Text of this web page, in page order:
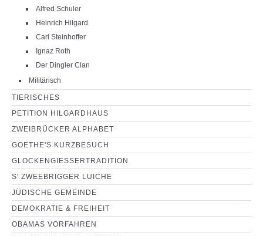
Alfred Schuler
Heinrich Hilgard
Carl Steinhoffer
Ignaz Roth
Der Dingler Clan
Militärisch
TIERISCHES
PETITION HILGARDHAUS
ZWEIBRÜCKER ALPHABET
GOETHE'S KURZBESUCH
GLOCKENGIESSERTRADITION
S' ZWEEBRIGGER LUICHE
JÜDISCHE GEMEINDE
DEMOKRATIE & FREIHEIT
OBAMAS VORFAHREN